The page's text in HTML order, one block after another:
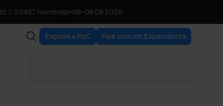
1, 20457 Hamburgo•08–08.09.2026
Explore a PoC Fale com um Especialista
Babette Schroth
Director Operations
VER TODAS AS
PUBLICAÇÕES